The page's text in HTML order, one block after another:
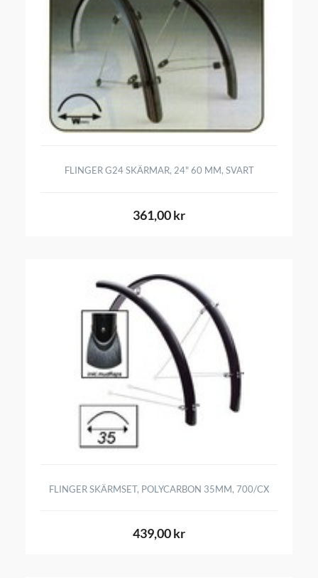
FLINGER G24 SKÄRMAR, 24" 60 MM, SVART
361,00 kr
FLINGER SKÄRMSET, POLYCARBON 35MM, 700/CX
439,00 kr